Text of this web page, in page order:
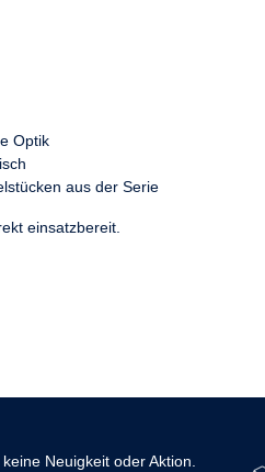
Optik
aus der Serie
einsatzbereit.
Neuigkeit oder Aktion.